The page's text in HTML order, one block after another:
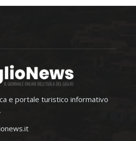
e portale turistico informativo